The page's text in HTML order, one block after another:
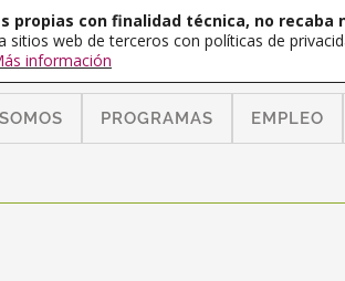
SOMOS PROGRAMAS EMPLEO
con finalidad técnica, no recaba
sitios web de terceros con políticas de
información